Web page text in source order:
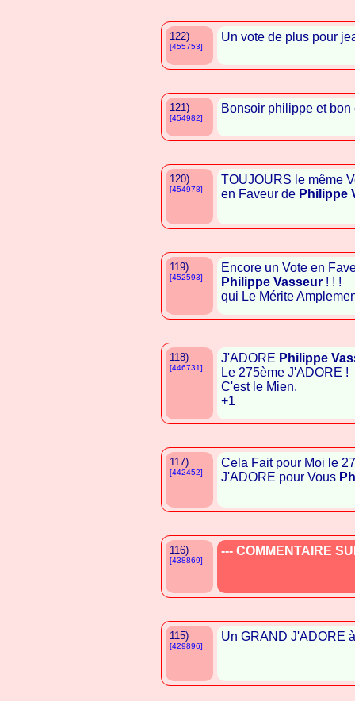
122)
[455753]
Un vote de plus pour
121)
[454982]
Bonsoir philippe et
120)
[454978]
TOUJOURS le même
en Faveur de Philippe
119)
[452593]
Encore un Vote en
Philippe Vasseur ! ! !
qui Le Mérite
118)
[446731]
J'ADORE Philippe
Le 275ème J'ADORE !
C'est le Mien.
+1
117)
[442452]
Cela Fait pour Moi le
J'ADORE pour Vous
116)
[438869]
--- COMMENTAIRE
115)
[429896]
Un GRAND J'ADORE